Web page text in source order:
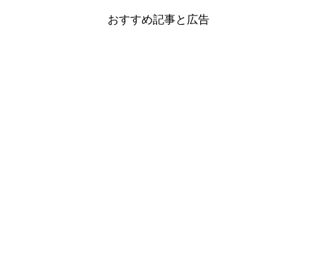
おすすめ記事と広告